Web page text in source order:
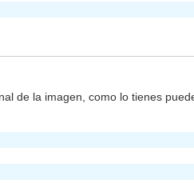
de la imagen, como lo tienes